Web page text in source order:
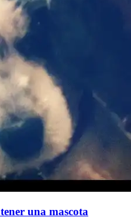
una mascota